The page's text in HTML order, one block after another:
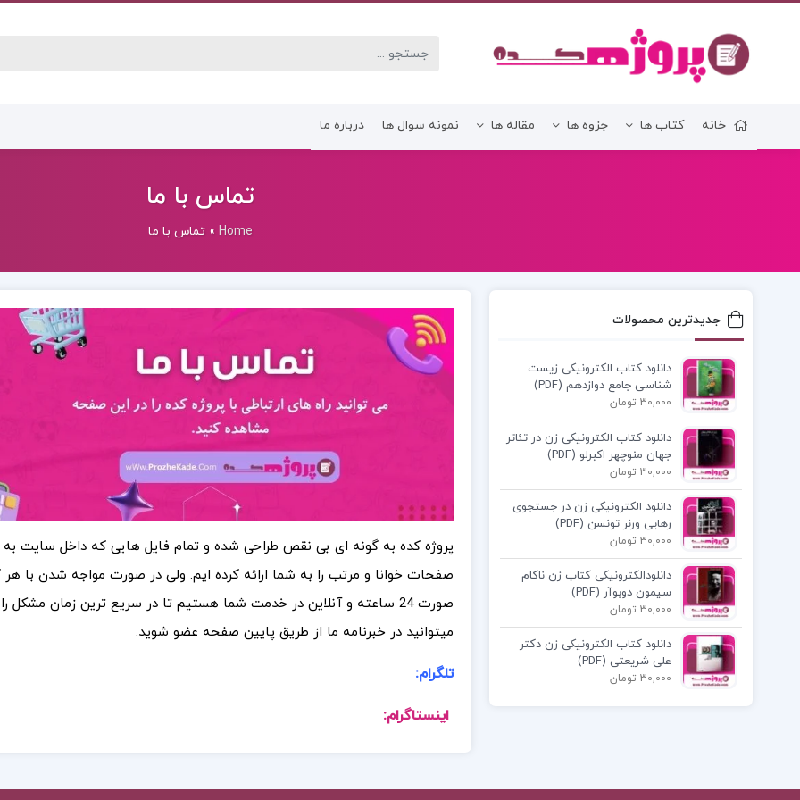
خانه کتاب ها
کتاب رشته انسانی
جزوه ها مقاله ها نمونه سوال ها درباره ما
تماس با ما
Home
»تماس با ما
پروژه کده به گونه ای بی نقص طراحی شده و تمام فایل هایی که داخل سایت
صفحات خوانا و مرتب را به شما ارائه کرده ایم. ولی در صورت مواجه شدن با هر
صورت 24 ساعته و آنلاین در خدمت شما هستیم تا در سریع ترین زمان مشکل
میتوانید در خبرنامه ما از طریق پایین صفحه عضو شوید.
تلگرام:
اینستاگرام:
جدیدترین محصولات
دانلود کتاب الکترونیکی زیست
شناسی جامع دوازدهم (PDF)
30,000 تومان
دانلود کتاب الکترونیکی زن در تئاتر
جهان منوچهر اکبرلو (PDF)
30,000 تومان
دانلود الکترونیکی زن در جستجوی
رهایی ورنر تونسن (PDF)
30,000 تومان
دانلودالکترونیکی کتاب زن ناکام
سیمون دوبوآر (PDF)
30,000 تومان
دانلود کتاب الکترونیکی زن دکتر
علی شریعتی (PDF)
30,000 تومان